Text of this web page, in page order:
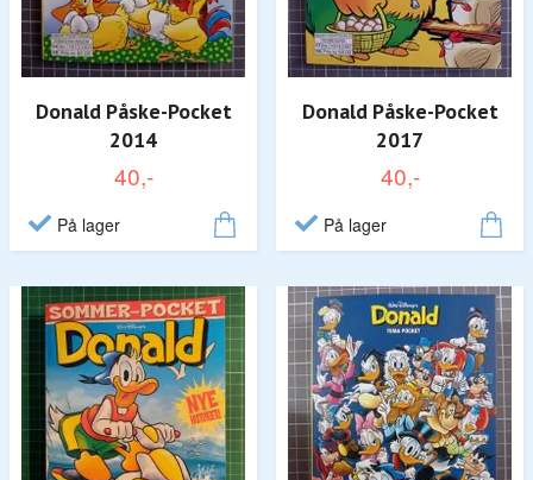
Donald Påske-Pocket
2014
40,-
På lager
Donald Påske-Pocket
2017
40,-
På lager